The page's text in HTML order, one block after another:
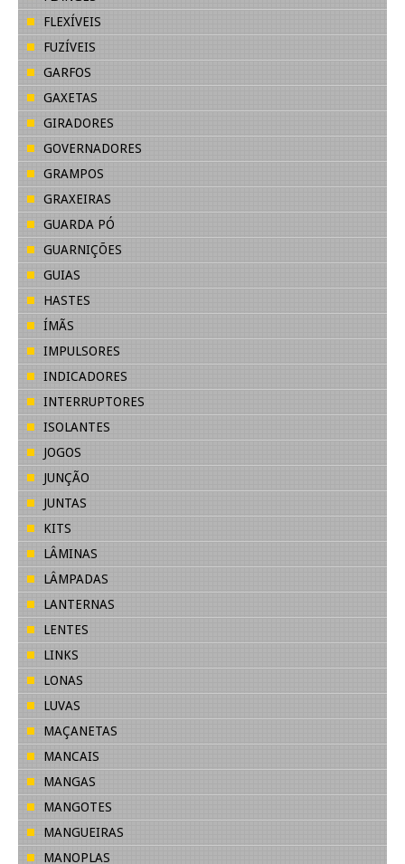
FLEXÍVEIS
FUZÍVEIS
GARFOS
GAXETAS
GIRADORES
GOVERNADORES
GRAMPOS
GRAXEIRAS
GUARDA PÓ
GUARNIÇÕES
GUIAS
HASTES
ÍMÃS
IMPULSORES
INDICADORES
INTERRUPTORES
ISOLANTES
JOGOS
JUNÇÃO
JUNTAS
KITS
LÂMINAS
LÂMPADAS
LANTERNAS
LENTES
LINKS
LONAS
LUVAS
MAÇANETAS
MANCAIS
MANGAS
MANGOTES
MANGUEIRAS
MANOPLAS